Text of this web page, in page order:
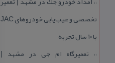
::
تخصصی و عیب‌یابی خودروهای JAC
با ۱۰ سال تجربه
:: تعمیرگاه ام جی در مشهد |